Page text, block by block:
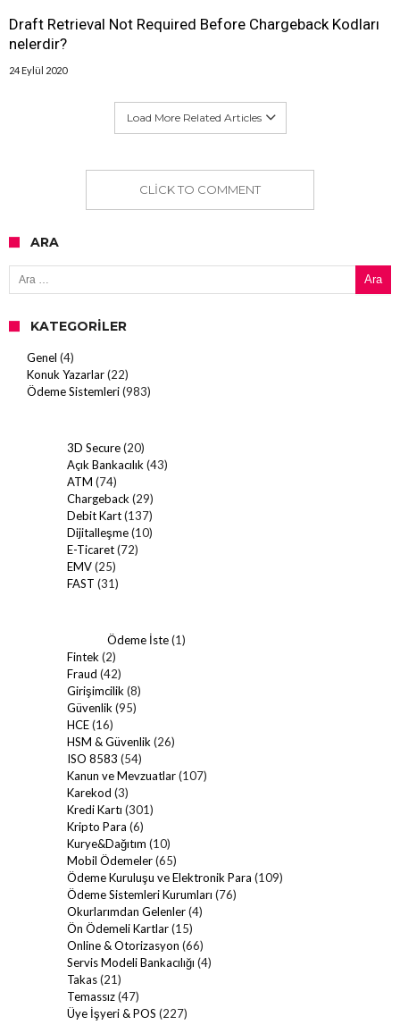
Draft Retrieval Not Required Before Chargeback Kodları
nelerdir?
24 Eylül 2020
Load More Related Articles
CLICK TO COMMENT
ARA
Arama:
KATEGORILER
Genel (4)
Konuk Yazarlar(22)
Ödeme Sistemleri(983)
3D Secure(20)
Açık Bankacılık (43)
ATM (74)
Chargeback (29)
Debit Kart(137)
Dijitalleşme(10)
E-Ticaret(72)
EMV(25)
FAST (31)
Ödeme İste(1)
Fintek (2)
Fraud (42)
Girişimcilik (8)
Güvenlik (95)
HCE(16)
HSM & Güvenlik (26)
ISO 8583 (54)
Kanun ve Mevzuatlar(107)
Karekod (3)
Kredi Kartı (301)
Kripto Para (6)
Kurye&Dağıtım (10)
Mobil Ödemeler(65)
Ödeme Kuruluşu ve Elektronik Para (109)
Ödeme Sistemleri Kurumları (76)
Okurlarımdan Gelenler(4)
Ön Ödemeli Kartlar(15)
Online & Otorizasyon (66)
Servis Modeli Bankacılığı (4)
Takas(21)
Temassız(47)
Üye İşyeri & POS (227)